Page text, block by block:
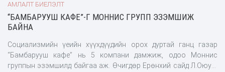
АМЛАЛТ БИЕЛЭЛТ
“БАМБАРУУШ КАФЕ”-Г МОННИС ГРУПП ЭЗЭМШИЖ
БАЙНА
Социализмийн үеийн хүүхдүүдийн орох дуртай ганц газар
“Бамбарууш кафе” нь 5 компани дамжиж, одоо Моннис
группын эзэмшилд байгаа аж. Өчигдөр Ерөнхий сайд Л.Оюун-